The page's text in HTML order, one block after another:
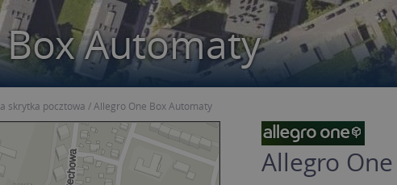
Automaty
skrytka pocztowa Allegro One Box Automaty
Allegro